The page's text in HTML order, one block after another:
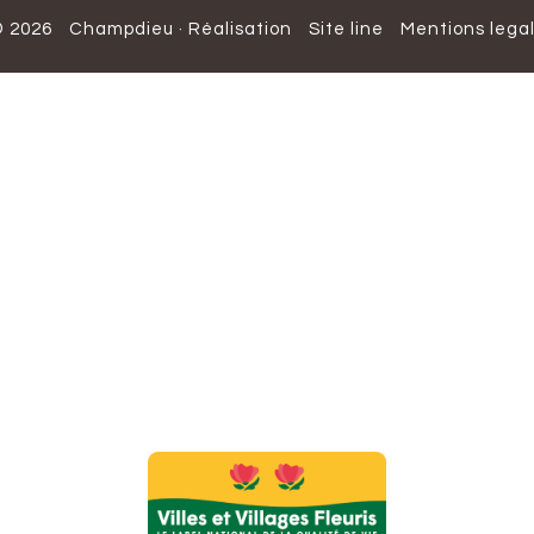
2026 Champdieu · Réalisation Site line Mentions